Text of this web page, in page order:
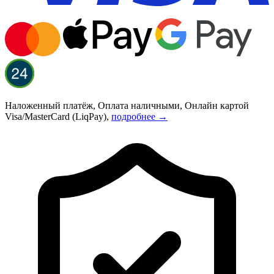
Наложенный платёж, Оплата наличными, Онлайн картой
Visa/MasterCard (LiqPay), подробнее →